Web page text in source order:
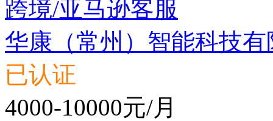
跨境/亚马逊客服
华康（常州）智能科技有
已认证
4000-10000元/月